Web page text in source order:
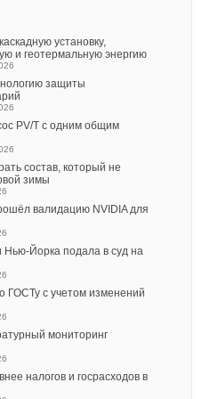
установку,
и геотермальную энергию
защиты
PV/T с одним общим
состав, который не
зимы
валидацию NVIDIA для
Нью-Йорка подала в суд на
ГОСТу с учетом изменений
мониторинг
налогов и госрасходов в
Запись видео
специалистов ВИЭ
, +7918459-07-08
рынок Северной Америки
2025 году. А пока компания
на развитие.
ветрогенератор
мнению инженеров, такая
вращением
простаивает.
стальные балконы
Snøhetta)
здания в зависимости
скважины. Вода
проект «прямого»
СЭС
путь нефтяного
энергию для
круглый год
мире проект совместного
и угля 50%/50%
получать водород
сенсорный
утечек водорода